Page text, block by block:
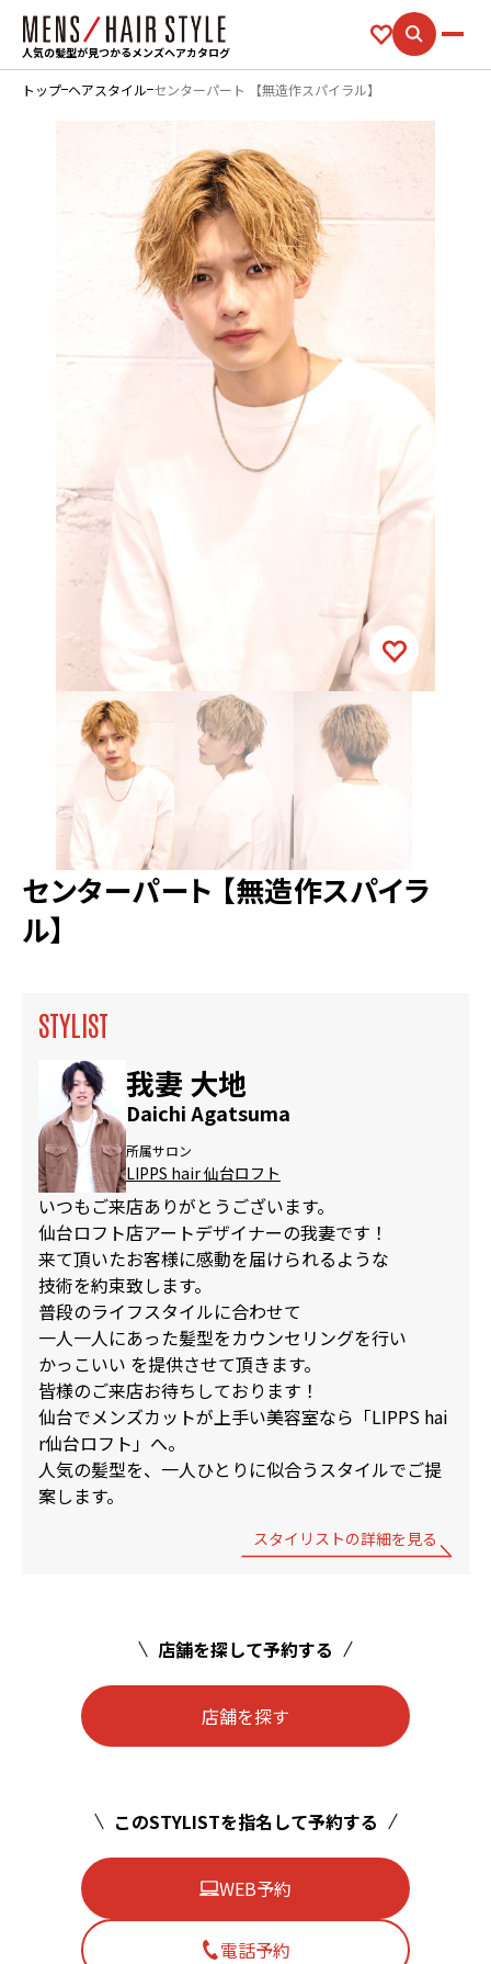
人気の髪型が見つかるメンズヘアカタログ
トップ ヘアスタイル センターパート 【無造作スパイラル】
センターパート 【無造作スパイラ
ル】
STYLIST
我妻 大地
Daichi Agatsuma
所属サロン
LIPPS hair 仙台ロフト
いつもご来店ありがとうございます。
仙台ロフト店アートデザイナーの我妻です！
来て頂いたお客様に感動を届けられるような
技術を約束致します。
普段のライフスタイルに合わせて
一人一人にあった髪型をカウンセリングを行い
かっこいい を提供させて頂きます。
皆様のご来店お待ちしております！
仙台でメンズカットが上手い美容室なら「LIPPS hai
r仙台ロフト」へ。
人気の髪型を、一人ひとりに似合うスタイルでご提
案します。
スタイリストの詳細を見る
店舗を探して予約する
店舗を探す
このSTYLISTを指名して予約する
WEB予約
電話予約